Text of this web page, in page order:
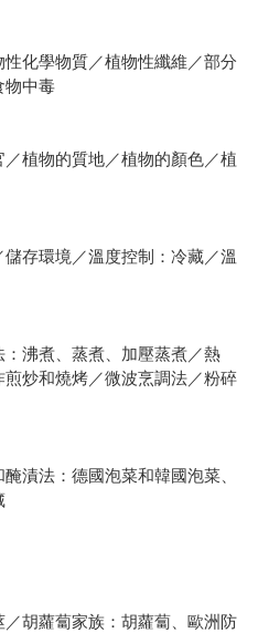
化學物質／植物性纖維／部分
物中毒
植物的質地／植物的顏色／植
存環境／溫度控制：冷藏／溫
沸煮、蒸煮、加壓蒸煮／熱
炒和燒烤／微波烹調法／粉碎
漬法：德國泡菜和韓國泡菜、
胡蘿蔔家族：胡蘿蔔、歐洲防